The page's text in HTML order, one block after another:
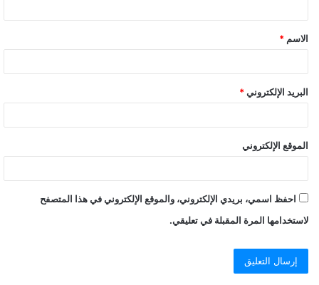
ق
*
الاسم *
البريد الإلكتروني *
الموقع الإلكتروني
احفظ اسمي، بريدي الإلكتروني، والموقع الإلكتروني في هذا المتصفح
لاستخدامها المرة المقبلة في تعليقي.